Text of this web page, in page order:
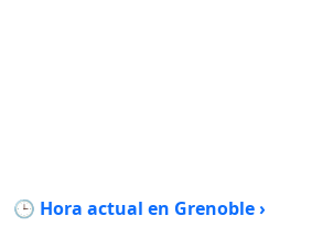
🕒 Hora actual en Grenoble ›